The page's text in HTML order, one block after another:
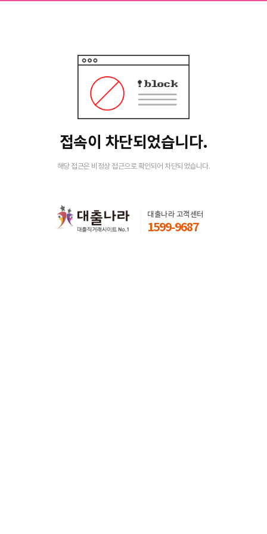
접속이 차단되었습니다.
해당 접근은 비정상 접근으로 확인되어 차단되었습니다.
대출나라 고객센터
1599-9687